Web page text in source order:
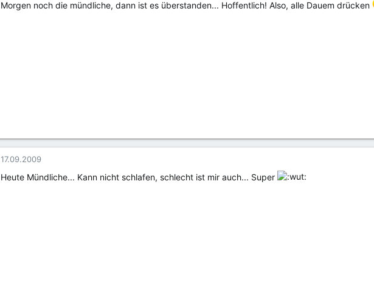
Morgen noch die mündliche, dann ist es überstanden... Hoffentlich! Also, alle Dauem drücken
17.09.2009
Heute Mündliche... Kann nicht schlafen, schlecht ist mir auch... Super